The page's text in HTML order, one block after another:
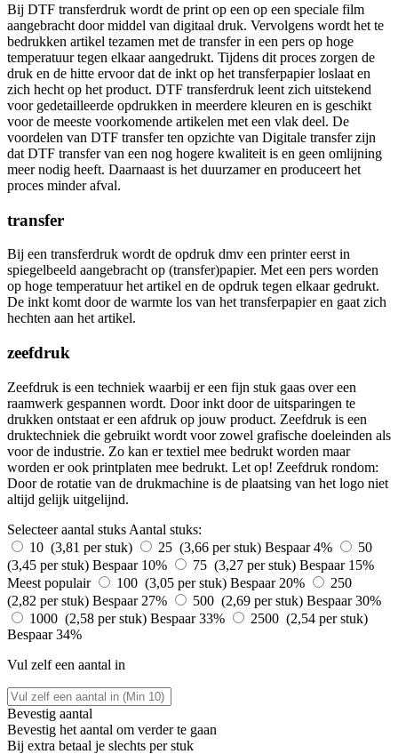
Bij DTF transferdruk wordt de print op een op een speciale film
aangebracht door middel van digitaal druk. Vervolgens wordt het te
bedrukken artikel tezamen met de transfer in een pers op hoge
temperatuur tegen elkaar aangedrukt. Tijdens dit proces zorgen de
druk en de hitte ervoor dat de inkt op het transferpapier loslaat en
zich hecht op het product. DTF transferdruk leent zich uitstekend
voor gedetailleerde opdrukken in meerdere kleuren en is geschikt
voor de meeste voorkomende artikelen met een vlak deel. De
voordelen van DTF transfer ten opzichte van Digitale transfer zijn
dat DTF transfer van een nog hogere kwaliteit is en geen omlijning
meer nodig heeft. Daarnaast is het duurzamer en produceert het
proces minder afval.
transfer
Bij een transferdruk wordt de opdruk dmv een printer eerst in
spiegelbeeld aangebracht op (transfer)papier. Met een pers worden
op hoge temperatuur het artikel en de opdruk tegen elkaar gedrukt.
De inkt komt door de warmte los van het transferpapier en gaat zich
hechten aan het artikel.
zeefdruk
Zeefdruk is een techniek waarbij er een fijn stuk gaas over een
raamwerk gespannen wordt. Door inkt door de uitsparingen te
drukken ontstaat er een afdruk op jouw product. Zeefdruk is een
druktechniek die gebruikt wordt voor zowel grafische doeleinden als
voor de industrie. Zo kan er textiel mee bedrukt worden maar
worden er ook printplaten mee bedrukt. Let op! Zeefdruk rondom:
Door de rotatie van de drukmachine is de plaatsing van het logo niet
altijd gelijk uitgelijnd.
Selecteer aantal stuks Aantal stuks:
10 (3,81 per stuk)
25 (3,66 per stuk) Bespaar 4%
50
(3,45 per stuk) Bespaar 10% 75 (3,27 per stuk) Bespaar 15%
Meest populair
100 (3,05 per stuk) Bespaar 20%
250
(2,82 per stuk) Bespaar 27% 500 (2,69 per stuk) Bespaar 30%
1000 (2,58 per stuk) Bespaar 33%
2500 (2,54 per stuk)
Bespaar 34%
Vul zelf een aantal in
Bevestig aantal
Bevestig het aantal om verder te gaan
Bij extra betaal je slechts per stuk